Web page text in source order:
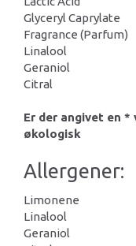
Glyceryl Caprylate
Fragrance (Parfum)
Linalool
Geraniol
Citral
Er der angivet en *
økologisk
Allergener:
Limonene
Linalool
Geraniol